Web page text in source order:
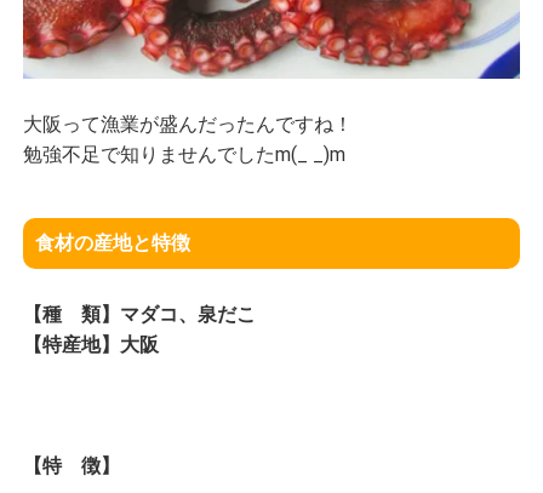
大阪って漁業が盛んだったんですね！
勉強不足で知りませんでしたm(_ _)m
食材の産地と特徴
【種 類】マダコ、泉だこ
【特産地】大阪
【特 徴】